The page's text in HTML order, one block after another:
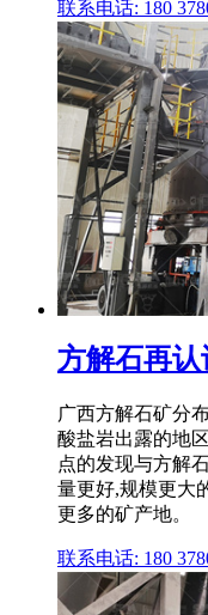
联系电话: 180
方解石再认
广西方解石矿分
酸盐岩出露的地
点的发现与方解
量更好,规模更大
更多的矿产地。
联系电话: 180